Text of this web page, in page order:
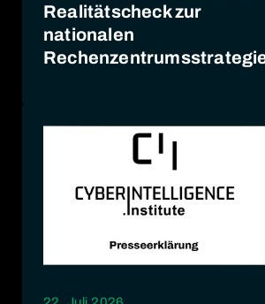
Realitätscheck zur
nationalen